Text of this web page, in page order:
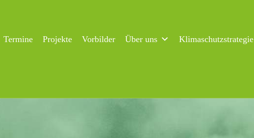
Termine Projekte Vorbilder Über uns Klimaschutzstrategie